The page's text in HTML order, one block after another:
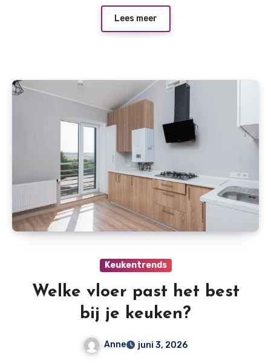
Lees meer
Keukentrends
Welke vloer past het best
bij je keuken?
Anne juni 3, 2026